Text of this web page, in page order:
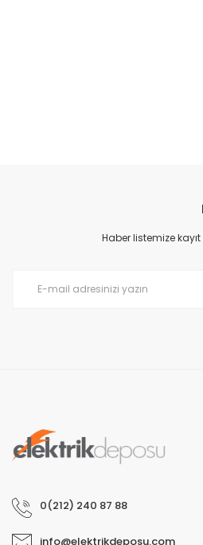
Haber listemize
0(212) 240 87 88
info@elektrikdeposu.com